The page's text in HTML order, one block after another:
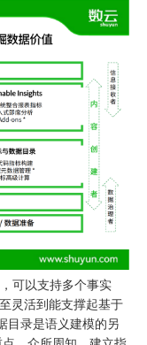
，可以支持多个事实
灵活到能支撑起基于
目录是语义建模的另